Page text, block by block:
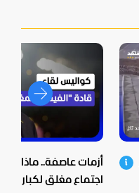
أزمات عاصفة.. ماذا
اجتماع مغلق لكبار